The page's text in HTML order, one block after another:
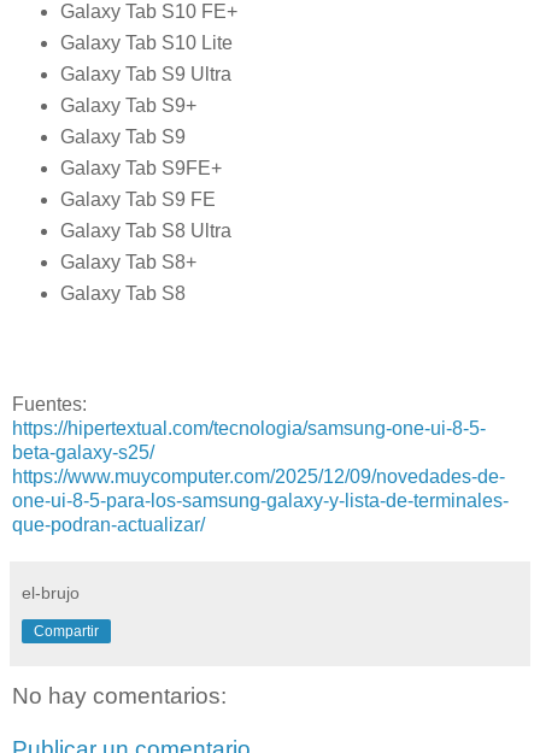
Galaxy Tab S10 FE+
Galaxy Tab S10 Lite
Galaxy Tab S9 Ultra
Galaxy Tab S9+
Galaxy Tab S9
Galaxy Tab S9FE+
Galaxy Tab S9 FE
Galaxy Tab S8 Ultra
Galaxy Tab S8+
Galaxy Tab S8
Fuentes:
https://hipertextual.com/tecnologia/samsung-one-ui-8-5-
beta-galaxy-s25/
https://www.muycomputer.com/2025/12/09/novedades-de-
one-ui-8-5-para-los-samsung-galaxy-y-lista-de-terminales-
que-podran-actualizar/
el-brujo
Compartir
No hay comentarios: